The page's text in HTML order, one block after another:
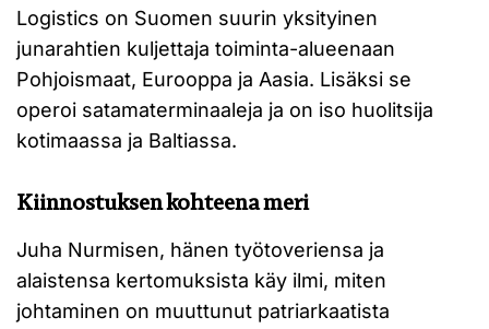
Logistics on Suomen suurin yksityinen
junarahtien kuljettaja toiminta-alueenaan
Pohjoismaat, Eurooppa ja Aasia. Lisäksi se
operoi satamaterminaaleja ja on iso huolitsija
kotimaassa ja Baltiassa.
Kiinnostuksen kohteena meri
Juha Nurmisen, hänen työtoveriensa ja
alaistensa kertomuksista käy ilmi, miten
johtaminen on muuttunut patriarkaatista